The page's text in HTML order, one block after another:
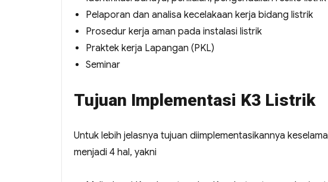
Pelaporan dan analisa kecelakaan kerja bidang listrik
Prosedur kerja aman pada instalasi listrik
Praktek kerja Lapangan (PKL)
Seminar
Tujuan Implementasi K3 Listrik
Untuk lebih jelasnya tujuan diimplementasikannya
menjadi 4 hal, yakni